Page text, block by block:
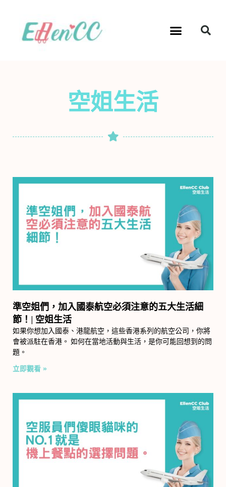
Menu
空姐生活
準空姐們，加入國泰航空必須注意的五大生活細
節！| 空姐生活
如果你想加入國泰、港龍航空，這些香港系列的航空公司，你將
會被派駐在香港。 如何在當地活動與生活，是你可能回想到的問
題。
立即觀看 »